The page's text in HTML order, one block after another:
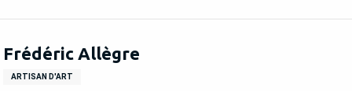
Frédéric Allègre
ARTISAN D'ART